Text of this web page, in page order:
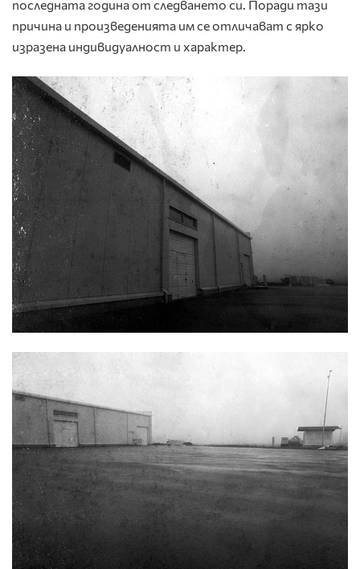
последната година от следванетo си. Поради тази
причина и произведенията им се отличават с ярко
изразена индивидуалност и характер.